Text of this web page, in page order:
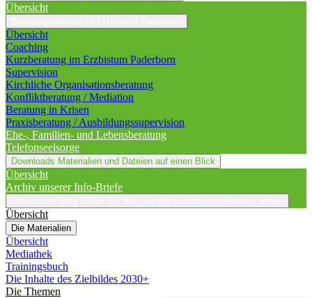
Übersicht
Übersicht
Coaching
Kurzberatung im Erzbistum Paderborn
Supervision
Kirchliche Organisationsberatung
Konfliktberatung / Mediation
Beratung in Krisen
Praxisberatung / Ausbildungssupervision
Ehe-, Familien- und Lebensberatung
Telefonseelsorge
Downloads Materialien und Dateien auf einen Blick
Übersicht
Archiv unserer Info-Briefe
Übersicht
Die Materialien
Übersicht
Mediathek
Trainingsbuch
Die Inhalte des Zielbildes 2030+
Die Themen